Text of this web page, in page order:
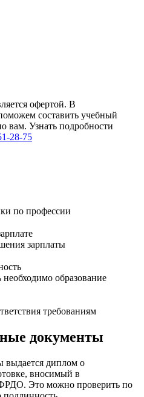
офертой. В
составить учебный
вам. Узнать подробности
28-75
по профессии
зарплаты
образование
требованиям
документы
выдается диплом о
вносимый в
Это можно проверить по